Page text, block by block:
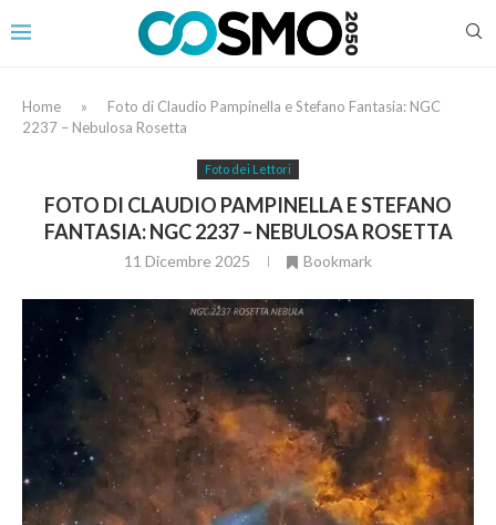
Home »
Foto di Claudio Pampinella e Stefano Fantasia: NGC
2237 – Nebulosa Rosetta
Foto dei Lettori
FOTO DI CLAUDIO PAMPINELLA E STEFANO
FANTASIA: NGC 2237 – NEBULOSA ROSETTA
11 Dicembre 2025 Bookmark